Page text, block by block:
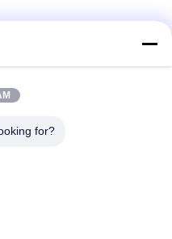
Huishan, thành phố Wuxi,
for?